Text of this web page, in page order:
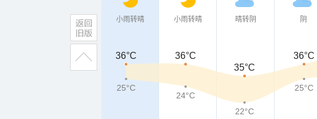
小雨转晴 小雨转晴 晴转阴 阴
36°C
36°C
35°C
36°C
25°C
24°C
22°C
25°C